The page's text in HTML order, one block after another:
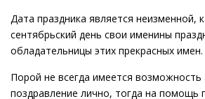
Дата праздника является неизменной,
сентябрьский день свои именины
обладательницы этих прекрасных имен.
Порой не всегда имеется возможность
поздравление лично, тогда на помощь